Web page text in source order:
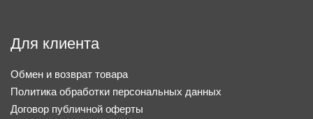
Для клиента
Обмен и возврат товара
Политика обработки персональных данных
Договор публичной оферты